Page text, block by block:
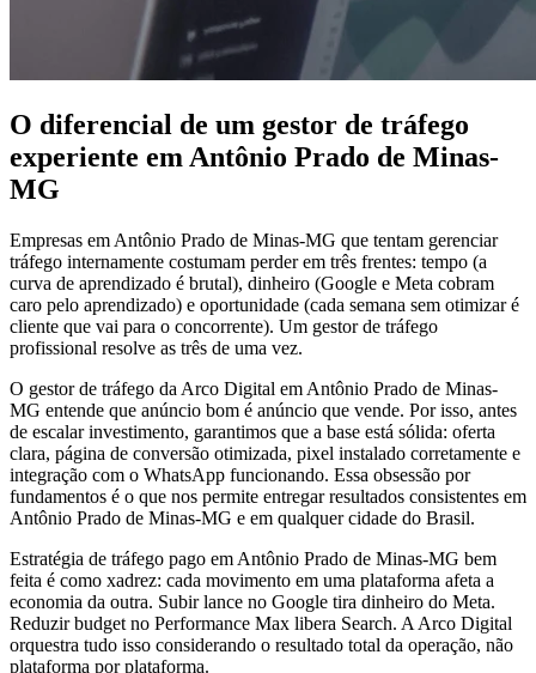
O diferencial de um gestor de tráfego
experiente em Antônio Prado de Minas-
MG
Empresas em Antônio Prado de Minas-MG que tentam gerenciar
tráfego internamente costumam perder em três frentes: tempo (a
curva de aprendizado é brutal), dinheiro (Google e Meta cobram
caro pelo aprendizado) e oportunidade (cada semana sem otimizar é
cliente que vai para o concorrente). Um gestor de tráfego
profissional resolve as três de uma vez.
O gestor de tráfego da Arco Digital em Antônio Prado de Minas-
MG entende que anúncio bom é anúncio que vende. Por isso, antes
de escalar investimento, garantimos que a base está sólida: oferta
clara, página de conversão otimizada, pixel instalado corretamente e
integração com o WhatsApp funcionando. Essa obsessão por
fundamentos é o que nos permite entregar resultados consistentes em
Antônio Prado de Minas-MG e em qualquer cidade do Brasil.
Estratégia de tráfego pago em Antônio Prado de Minas-MG bem
feita é como xadrez: cada movimento em uma plataforma afeta a
economia da outra. Subir lance no Google tira dinheiro do Meta.
Reduzir budget no Performance Max libera Search. A Arco Digital
orquestra tudo isso considerando o resultado total da operação, não
plataforma por plataforma.